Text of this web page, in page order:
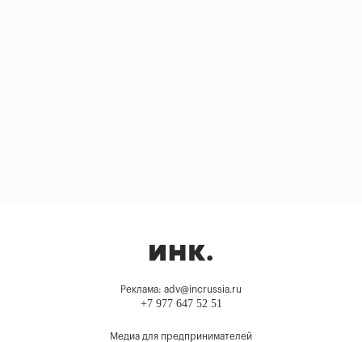
Реклама: adv@incrussia.ru
+7 977 647 52 51
Медиа для предпринимателей